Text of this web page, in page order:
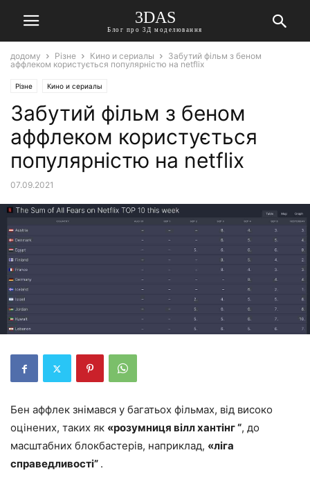
3DAS
Блог про 3Д моделювання
додому Різне Кино и сериалы
Забутий фільм з беном
аффлеком користується популярністю на netflix
Різне Кино и сериалы
Забутий фільм з беном
аффлеком користується
популярністю на netflix
07.09.2021
Бен аффлек знімався у багатьох фільмах, від високо
оцінених, таких як «розумниця вілл хантінг “, до
масштабних блокбастерів, наприклад, «ліга
справедливості” .